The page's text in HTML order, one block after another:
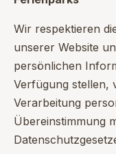
Wir respektieren
unserer Website
persönlichen
Verfügung stellen,
Verarbeitung
Übereinstimmung